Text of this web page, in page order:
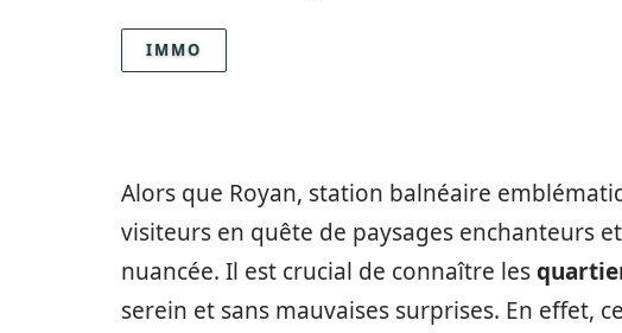
IMMO
Alors que Royan, station balnéaire
visiteurs en quête de paysages enchanteurs
nuancée. Il est crucial de connaître les
serein et sans mauvaises surprises. En effet,